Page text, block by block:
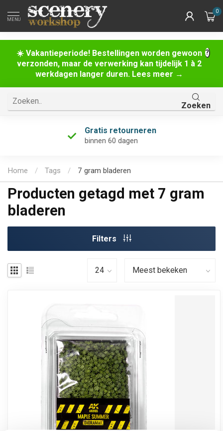
☀️ Vakantieperiode! Bestellingen worden gewoon
verzonden, maar de verwerking kan tijdelijk 1 à 2
werkdagen langer duren. Lees meer →
MENU
0
Zoeken
Gratis retourneren
binnen 60 dagen
Home / Tags / 7 gram bladeren
Producten getagd met 7 gram
bladeren
Filters